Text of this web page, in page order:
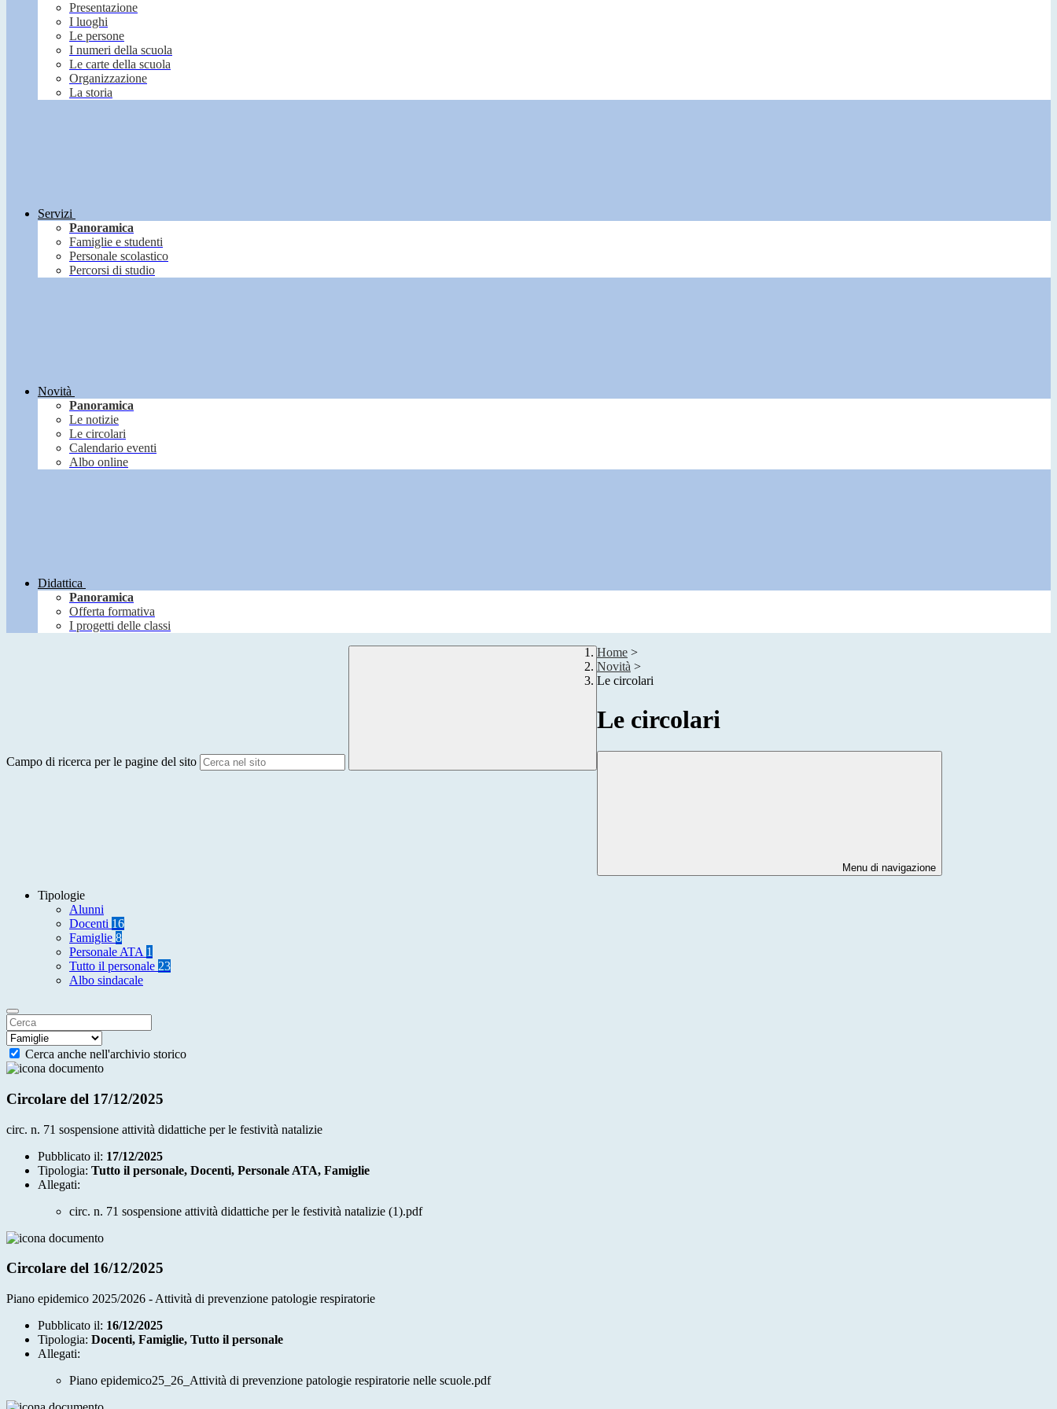
Presentazione
I luoghi
Le persone
I numeri della scuola
Le carte della scuola
Organizzazione
La storia
Servizi
Panoramica
Famiglie e studenti
Personale scolastico
Percorsi di studio
Novità
Panoramica
Le notizie
Le circolari
Calendario eventi
Albo online
Didattica
Panoramica
Offerta formativa
I progetti delle classi
Campo di ricerca per le pagine del sito
Home >
Novità >
Le circolari
Le circolari
Menu di navigazione
Tipologie
Alunni
Docenti 16
Famiglie 8
Personale ATA 1
Tutto il personale 23
Albo sindacale
Cerca anche nell'archivio storico
Circolare del 17/12/2025
circ. n. 71 sospensione attività didattiche per le festività natalizie
Pubblicato il: 17/12/2025
Tipologia: Tutto il personale, Docenti, Personale ATA, Famiglie
Allegati:
circ. n. 71 sospensione attività didattiche per le festività natalizie (1).pdf
Circolare del 16/12/2025
Piano epidemico 2025/2026 - Attività di prevenzione patologie respiratorie
Pubblicato il: 16/12/2025
Tipologia: Docenti, Famiglie, Tutto il personale
Allegati:
Piano epidemico25_26_Attività di prevenzione patologie respiratorie nelle scuole.pdf